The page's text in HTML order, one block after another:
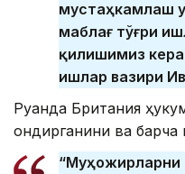
мустаҳкамлаш
маблағ тўғри
қилишимиз
ишлар вазири
Руанда Британия
қондирганини ва